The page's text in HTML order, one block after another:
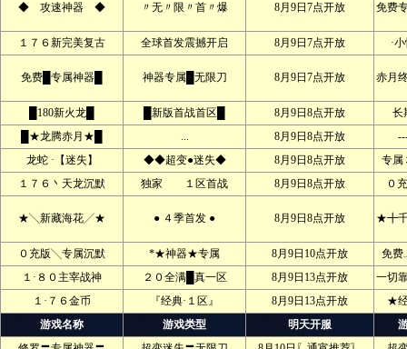
◆ 攻速神器 ◆ 〃无〃限〃首〃爆 8月9日7点开放 免费
１７６新完美复古 全球首发震撼开启 8月9日7点开放 ·
免费█专属神器█ 神器专属█无限刀 8月9日7点开放 赤月
█180新火龙█ █新版首战首区█ 8月9日8点开放
长
█★龙腾赤月★█
... 8月9日8点开放
龙蛇 ·【迷失】
◆◆超变●迷失◆ 8月9日8点开放
专属
１７６丶天龙沉默
独家 １区首战 8月9日8点开放 ０
★╲新藏海花╱★ ● ４季首发 ● 8月9日8点开放 ★╋
０充版╲专属沉默 *★神器★专属 8月9日10点开放
免费
１·８０主宰战神
２０全满█真一区 8月9日13点开放
一切
１·７６金币
『经典·１区』 8月9日13点开放
★
游戏名称
游戏类型 明天开服